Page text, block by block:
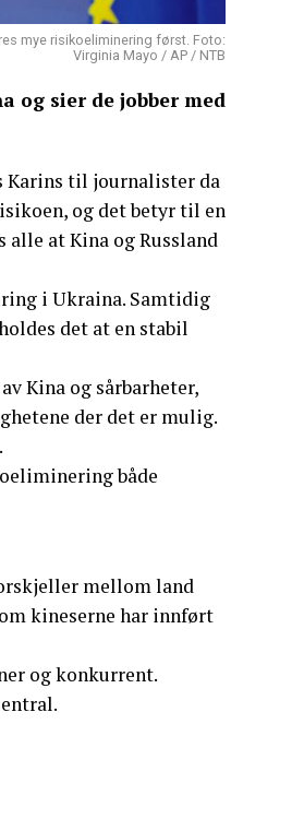
mye risikoeliminering først. Foto:
Virginia Mayo / AP / NTB
og sier de jobber med
Karins til journalister da
og det betyr til en
at Kina og Russland
i Ukraina. Samtidig
det at en stabil
Kina og sårbarheter,
der det er mulig.
både
mellom land
kineserne har innført
og konkurrent.